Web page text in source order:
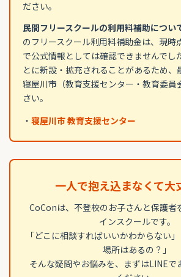
ださい。
民間フリースクールの利用料補助につい
のフリースクール利用料補助金は、現時
で公式情報としては確認できませんでし
とに新設・拡充されることがあるため、
寝屋川市（教育支援センター・教育委員
さい。
・ 寝屋川市 教育支援センター
一人で抱え込まなくて大
CoConは、不登校のお子さんと保護者
インスクールです。
「どこに相談すればいいかわからない
場所はあるの？」
そんな疑問やお悩みを、まずはLINEで